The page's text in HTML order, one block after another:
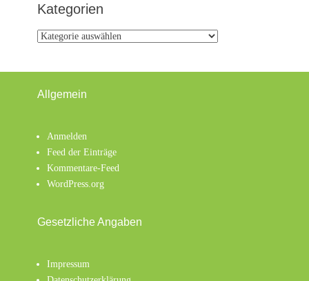
Kategorien
Kategorien
Allgemein
Anmelden
Feed der Einträge
Kommentare-Feed
WordPress.org
Gesetzliche Angaben
Impressum